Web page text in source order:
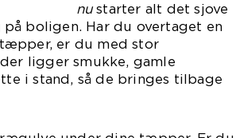
nustarter alt det sjove
boligen. Har du overtaget en
er du med stor
ligger smukke, gamle
i stand, så de bringes tilbage